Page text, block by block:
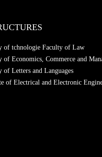
of tchnologie Faculty of Law
of Economics, Commerce and
of Letters and Languages
of Electrical and Electronic